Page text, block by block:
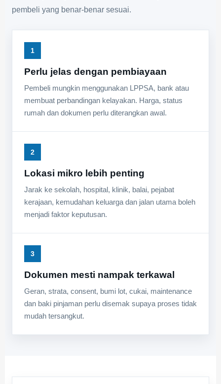
pembeli yang benar-benar sesuai.
1
Perlu jelas dengan pembiayaan
Pembeli mungkin menggunakan LPPSA, bank atau
membuat perbandingan kelayakan. Harga, status
rumah dan dokumen perlu diterangkan awal.
2
Lokasi mikro lebih penting
Jarak ke sekolah, hospital, klinik, balai, pejabat
kerajaan, kemudahan keluarga dan jalan utama boleh
menjadi faktor keputusan.
3
Dokumen mesti nampak terkawal
Geran, strata, consent, bumi lot, cukai, maintenance
dan baki pinjaman perlu disemak supaya proses tidak
mudah tersangkut.